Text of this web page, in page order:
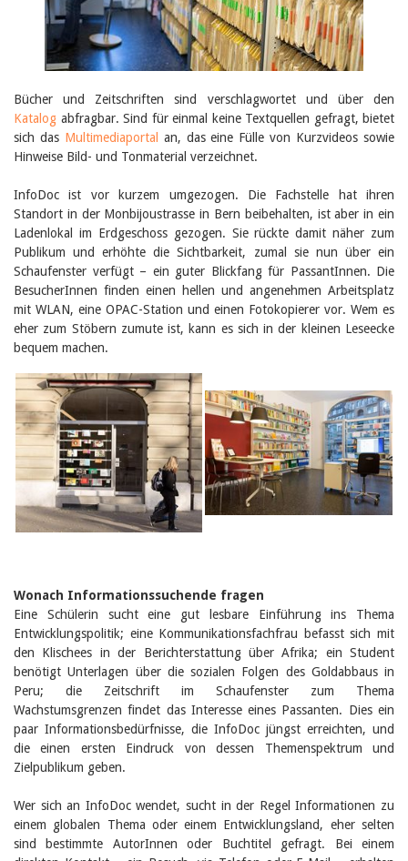
Autoren
Julie Greub
Birgit Libiszewski
Ursula Strahm
Sandra Dettwyler
Javier Lopez
Céline Graf
Felicitas Isler
Therese von Weissenfluh
Nicole Rothen
Manuela Nyffeler-Lanker
Alle Autoren
Archiv
Juli 2026
Juni 2026
März 2026
Dezember 2025
September 2025
Juli 2025
Juni 2025
März 2025
Februar 2025
2024
2022
2021
2017
2016
2015
2013
2012
Bücher und Zeitschriften sind verschlagwortet und über den
Katalog abfragbar. Sind für einmal keine Textquellen gefragt, bietet
sich das Multimediaportal
an, das eine Fülle von Kurzvideos sowie
Hinweise Bild- und Tonmaterial verzeichnet.
InfoDoc ist vor kurzem umgezogen. Die Fachstelle hat ihren
Standort in der Monbijoustrasse in Bern beibehalten, ist aber in ein
Ladenlokal im Erdgeschoss gezogen. Sie rückte damit näher zum
Publikum und erhöhte die Sichtbarkeit, zumal sie nun über ein
Schaufenster verfügt – ein guter Blickfang für PassantInnen. Die
BesucherInnen finden einen hellen und angenehmen Arbeitsplatz
mit WLAN, eine OPAC-Station und einen Fotokopierer vor. Wem es
eher zum Stöbern zumute ist, kann es sich in der kleinen Leseecke
bequem machen.
Wonach Informationssuchende fragen
Eine Schülerin sucht eine gut lesbare Einführung ins Thema
Entwicklungspolitik; eine Kommunikationsfachfrau befasst sich mit
den Klischees in der Berichterstattung über Afrika; ein Student
benötigt Unterlagen über die sozialen Folgen des Goldabbaus in
Peru; die Zeitschrift im Schaufenster zum Thema
Wachstumsgrenzen findet das Interesse eines Passanten. Dies ein
paar Informationsbedürfnisse, die InfoDoc jüngst erreichten, und
die einen ersten Eindruck von dessen Themenspektrum und
Zielpublikum geben.
Wer sich an InfoDoc wendet, sucht in der Regel Informationen zu
einem globalen Thema oder einem Entwicklungsland, eher selten
sind bestimmte AutorInnen oder Buchtitel gefragt. Bei einem